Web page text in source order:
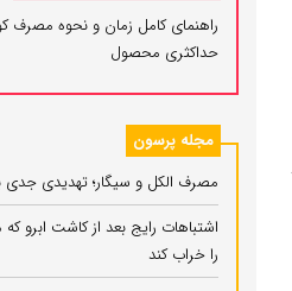
حداکثری محصول
مجله پرسون
مصرف الکل و سیگار؛ تهدیدی جدی
اشتباهات رایج بعد از کاشت ابرو
را خراب کند